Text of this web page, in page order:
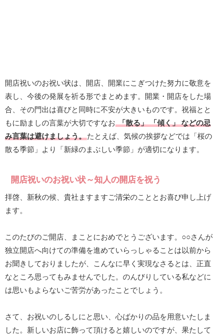
開店祝いのお祝い状は、開店、開業にこぎつけた努力に敬意を
表し、今後の発展を祈る形でまとめます。開業・開店をした場
合、その門出は喜びと同時に不安が大きいものです。祝福とと
もに励ましの言葉が大切ですなお「散る」 「傾く」 などの忌
み言葉は避けましょう。たとえば、気候の挨拶などでは「桜の
散る季節」より「新緑のまぶしい季節」が適切になります。
開店祝いのお祝い状～知人の開店を祝う
拝啓、新秋の候、貴社ますますご清栄のこととお喜び申し上げ
ます。
このたびのご開店、まことにおめでとうございます。○○さんが
独立開店へ向けての準備を進めていらっしゃることは以前から
お聞きしておりましたが、こんなに早く実現なさるとは、正直
なところ思ってもみませんでした。のんびりしている私などに
は思いもよらないご苦労があったことでしょう。
さて、お祝いのしるしにと思い、心ばかりの品を用意いたしま
した。新しいお店に飾って頂けると嬉しいのですが、果たして